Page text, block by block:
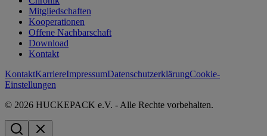
Mitgliedschaften
Kooperationen
Offene Nachbarschaft
Download
Kontakt
KontaktKarriereImpressumDatenschutzerklärungCookie-
Einstellungen
© 2026 HUCKEPACK e.V. - Alle Rechte vorbehalten.